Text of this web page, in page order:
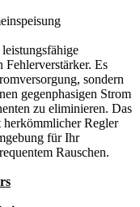
Fehlerverstärker. Es
sondern
gegenphasigen Strom
zu eliminieren. Das
Regler
für Ihr
Rauschen.